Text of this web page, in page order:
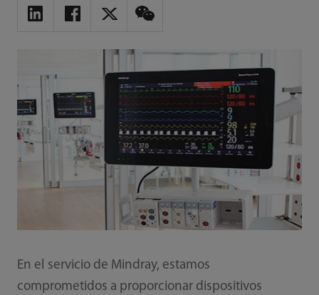
En el servicio de Mindray, estamos
comprometidos a proporcionar dispositivos